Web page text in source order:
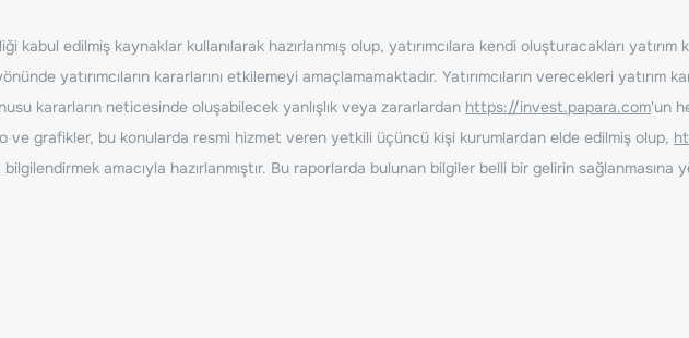
edilmiş kaynaklar kullanılarak hazırlanmış olup, yatırımcılara kendi oluşturacakları yatırım
yatırımcıların kararlarını etkilemeyi amaçlamamaktadır. Yatırımcıların verecekleri yatırım
kararların neticesinde oluşabilecek yanlışlık veya zararlardan https://invest.papara.com'un
ve grafikler, bu konularda resmi hizmet veren yetkili üçüncü kişi kurumlardan elde edilmiş olup,
amacıyla hazırlanmıştır. Bu raporlarda bulunan bilgiler belli bir gelirin sağlanmasına